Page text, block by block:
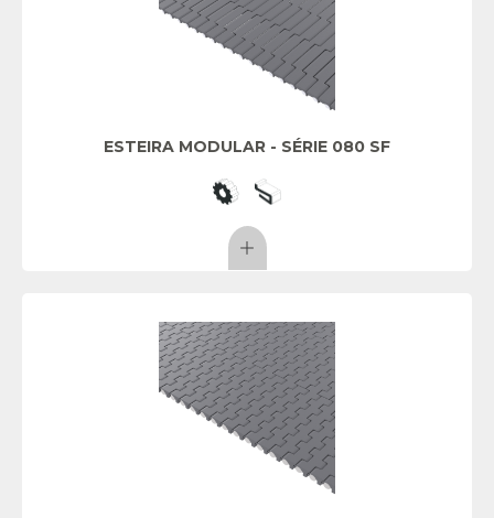
ESTEIRA MODULAR - SÉRIE 080 SF